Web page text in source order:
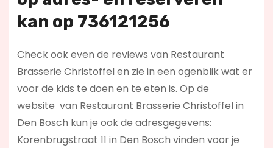
kan op 736121256
Check ook even de reviews van Restaurant
Brasserie Christoffel en zie in een ogenblik wat er
voor de kids te doen en te eten is. Op de
website van Restaurant Brasserie Christoffel in
Den Bosch kun je ook de adresgegevens:
Korenbrugstraat 11 in Den Bosch vinden voor je